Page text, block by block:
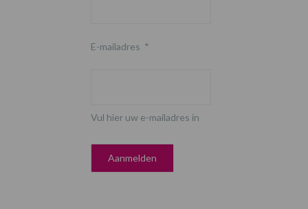
E-mailadres *
Vul hier uw e-mailadres in